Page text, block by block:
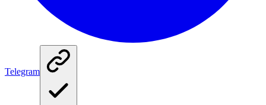
Telegram